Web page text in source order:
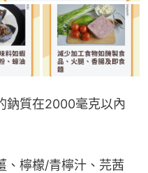
鈉質在2000毫克以內
、檸檬/青檸汁、芫茜